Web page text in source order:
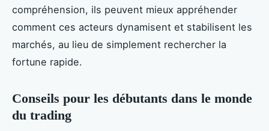
compréhension, ils peuvent mieux appréhender
comment ces acteurs dynamisent et stabilisent les
marchés, au lieu de simplement rechercher la
fortune rapide.
Conseils pour les débutants dans le monde
du trading